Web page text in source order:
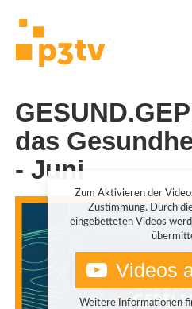
das
- Juni
Zum Aktivieren der
Zustimmung. Durch
eingebetteten Videos
Videos
Weitere Informationen